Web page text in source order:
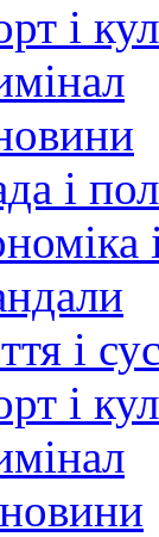
і
і
і
і